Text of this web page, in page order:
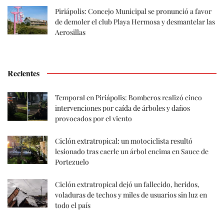
Piriápolis: Concejo Municipal se pronunció a favor
de demoler el club Playa Hermosa y desmantelar las
Aerosillas
Recientes
Temporal en Piriápolis: Bomberos realizó cinco
intervenciones por caída de árboles y daños
provocados por el viento
Ciclón extratropical: un motociclista resultó
lesionado tras caerle un árbol encima en Sauce de
Portezuelo
Ciclón extratropical dejó un fallecido, heridos,
voladuras de techos y miles de usuarios sin luz en
todo el país